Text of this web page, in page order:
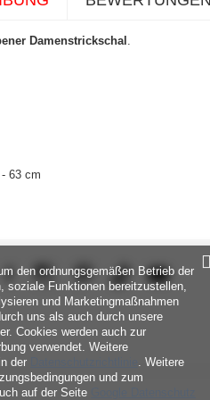
Damenstrickschal .
63 cm
den ordnungsgemäßen Betrieb der
soziale Funktionen bereitzustellen,
und Marketingmaßnahmen
uns als auch durch unsere
Cookies werden auch zur
verwendet. Weitere
der
. Weitere
und zum
auf der Seite